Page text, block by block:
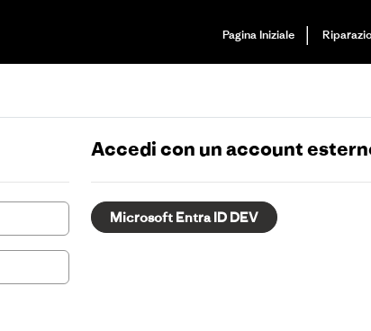
Pagina Iniziale
Accedi con un account
Microsoft Entra ID DEV